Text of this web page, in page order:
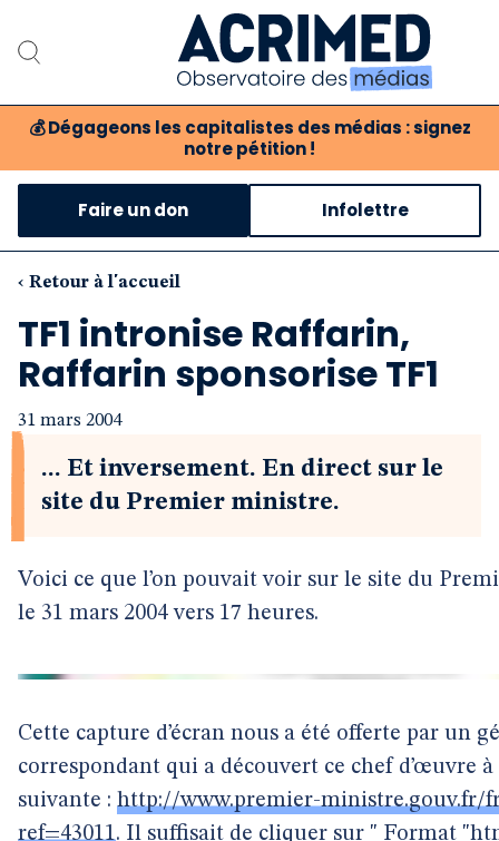
💰 Dégageons les capitalistes des médias : signez
notre pétition !
Notre association
Notre critique des médias
Notre revue
Boutique
Faire un don Infolettre
‹ Retour à l'accueil
TF1 intronise Raffarin,
Raffarin sponsorise TF1
31 mars 2004
... Et inversement. En direct sur le
site du Premier ministre.
Voici ce que l’on pouvait voir sur le site du
le 31 mars 2004 vers 17 heures.
Cette capture d’écran nous a été offerte par un
correspondant qui a découvert ce chef d’œuvre à
suivante : http://www.premier-ministre.gouv.fr/
ref=43011. Il suffisait de cliquer sur " Format